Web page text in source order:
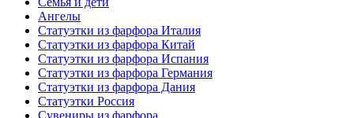
Ангелы
Статуэтки из фарфора Италия
Статуэтки из фарфора Китай
Статуэтки из фарфора Испания
Статуэтки из фарфора Германия
Статуэтки из фарфора Дания
Статуэтки Россия
Сувениры из фарфора